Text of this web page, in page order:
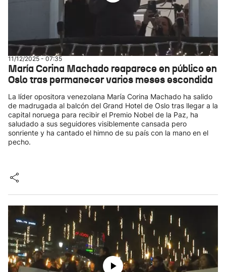
11/12/2025 - 07:35
María Corina Machado reaparece en público en
Oslo tras permanecer varios meses escondida
La líder opositora venezolana María Corina Machado ha salido
de madrugada al balcón del Grand Hotel de Oslo tras llegar a la
capital noruega para recibir el Premio Nobel de la Paz, ha
saludado a sus seguidores visiblemente cansada pero
sonriente y ha cantado el himno de su país con la mano en el
pecho.